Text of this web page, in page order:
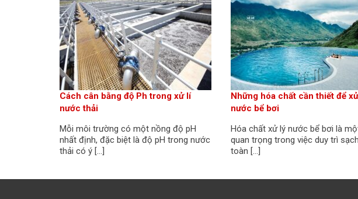
Cách cân bằng độ Ph trong xử lí
nước thải
Mỗi môi trường có một nồng độ pH
nhất định, đặc biệt là độ pH trong nước
thải có ý […]
Những hóa chất cần thiết để
nước bể bơi
Hóa chất xử lý nước bể bơi là
quan trọng trong việc duy trì
toàn […]